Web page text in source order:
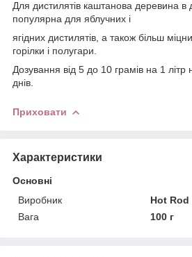
Для дистилятів каштанова деревина в
популярна для яблучних і
ягідних дистилятів, а також більш
горілки і полугари.
Дозування від 5 до 10 грамів на 1 літр
днів.
Приховати
Характеристики
Основні
Виробник
Hot
Вага
100 г